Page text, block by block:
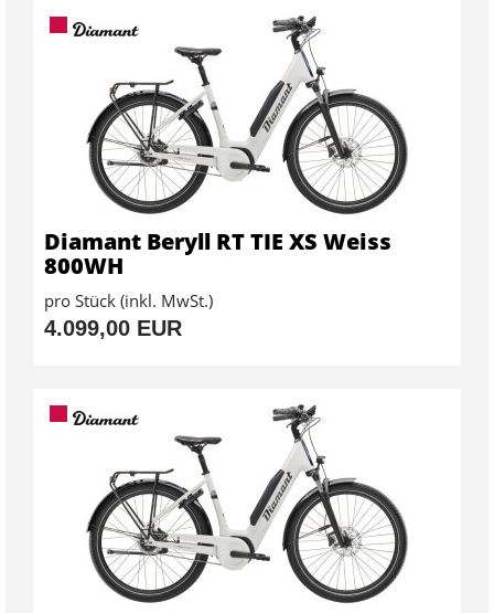
Diamant Beryll RT TIE XS Weiss
800WH
pro Stück (inkl. MwSt.)
4.099,00 EUR